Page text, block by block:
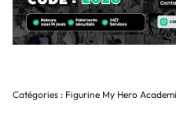
Catégories : Figurine My Hero